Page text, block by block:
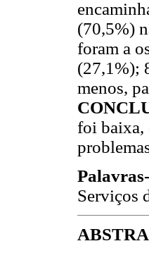
(70,5%)
foram a
(27,1%);
menos,
foi baixa,
Serviços